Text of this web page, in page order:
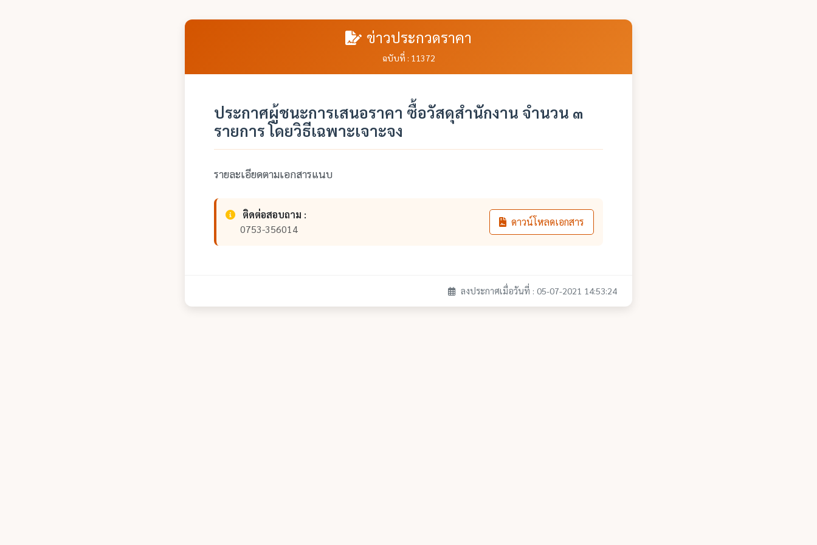
ข่าวประกวดราคา
ฉบับที่ : 11372
ประกาศผู้ชนะการเสนอราคา ซื้อวัสดุสำนักงาน จำนวน ๓
รายการ โดยวิธีเฉพาะเจาะจง
รายละเอียดตามเอกสารแนบ
ติดต่อสอบถาม :
0753-356014
ดาวน์โหลดเอกสาร
ลงประกาศเมื่อวันที่ : 05-07-2021 14:53:24